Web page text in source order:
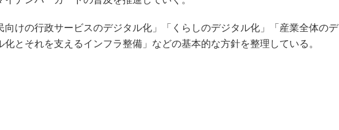
向けの行政サービスのデジタル化」「くらしのデジタル化」「産業全体のデ
化とそれを支えるインフラ整備」などの基本的な方針を整理している。